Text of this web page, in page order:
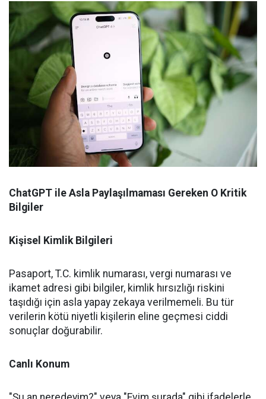
ChatGPT ile Asla Paylaşılmaması Gereken O Kritik
Bilgiler
Kişisel Kimlik Bilgileri
Pasaport, T.C. kimlik numarası, vergi numarası ve
ikamet adresi gibi bilgiler, kimlik hırsızlığı riskini
taşıdığı için asla yapay zekaya verilmemeli. Bu tür
verilerin kötü niyetli kişilerin eline geçmesi ciddi
sonuçlar doğurabilir.
Canlı Konum